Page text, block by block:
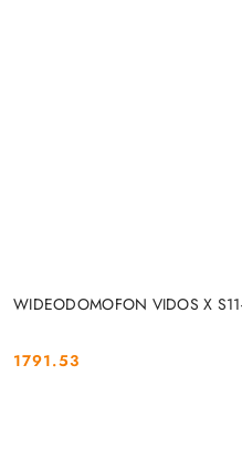
WIDEODOMOFON VIDOS X
Cena:
1791.53